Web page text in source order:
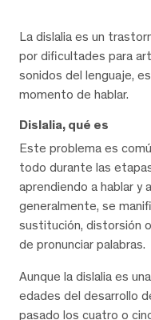
La dislalia es un
por dificultades para
sonidos del lenguaje,
momento de hablar.
Dislalia, qué es
Este problema es
todo durante las
aprendiendo a hablar y
generalmente, se
sustitución, distorsión
de pronunciar palabras.
Aunque la dislalia es
edades del desarrollo
pasado los cuatro o